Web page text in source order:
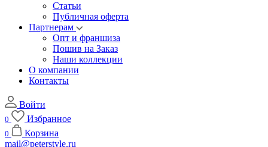
Статьи
Публичная оферта
Партнерам
Опт и франшиза
Пошив на Заказ
Наши коллекции
О компании
Контакты
Войти
0 Избранное
0
Корзина
mail@peterstyle.ru